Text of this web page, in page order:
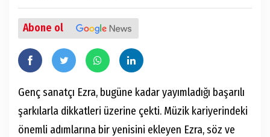
Abone ol
Genç sanatçı Ezra, bugüne kadar yayımladığı başarılı
şarkılarla dikkatleri üzerine çekti. Müzik kariyerindeki
önemli adımlarına bir yenisini ekleyen Ezra, söz ve